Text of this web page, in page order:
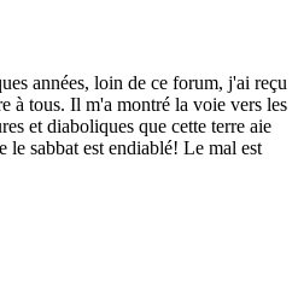
années, loin de ce forum, j'ai reçu
à tous. Il m'a montré la voie vers les
et diaboliques que cette terre aie
le sabbat est endiablé! Le mal est